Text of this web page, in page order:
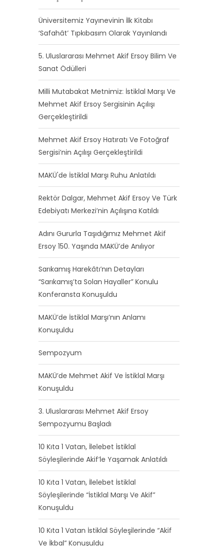
Üniversitemiz Yayınevinin İlk Kitabı
‘Safahât’ Tıpkıbasım Olarak Yayınlandı
5. Uluslararası Mehmet Akif Ersoy Bilim Ve
Sanat Ödülleri
Milli Mutabakat Metnimiz: İstiklal Marşı Ve
Mehmet Akif Ersoy Sergisinin Açılışı
Gerçekleştirildi
Mehmet Akif Ersoy Hatıratı Ve Fotoğraf
Sergisi’nin Açılışı Gerçekleştirildi
MAKÜ'de İstiklal Marşı Ruhu Anlatıldı
Rektör Dalgar, Mehmet Akif Ersoy Ve Türk
Edebiyatı Merkezi’nin Açılışına Katıldı
Adını Gururla Taşıdığımız Mehmet Akif
Ersoy 150. Yaşında MAKÜ’de Anılıyor
Sarıkamış Harekâtı’nın Detayları
“Sarıkamış’ta Solan Hayaller” Konulu
Konferansta Konuşuldu
MAKÜ’de İstiklal Marşı’nın Anlamı
Konuşuldu
Sempozyum
MAKÜ’de Mehmet Akif Ve İstiklal Marşı
Konuşuldu
3. Uluslararası Mehmet Akif Ersoy
Sempozyumu Başladı
10 Kıta 1 Vatan, İlelebet İstiklal
Söyleşilerinde Akif’le Yaşamak Anlatıldı
10 Kıta 1 Vatan, İlelebet İstiklal
Söyleşilerinde “İstiklal Marşı Ve Akif”
Konuşuldu
10 Kıta 1 Vatan İstiklal Söyleşilerinde “Akif
Ve İkbal” Konuşuldu